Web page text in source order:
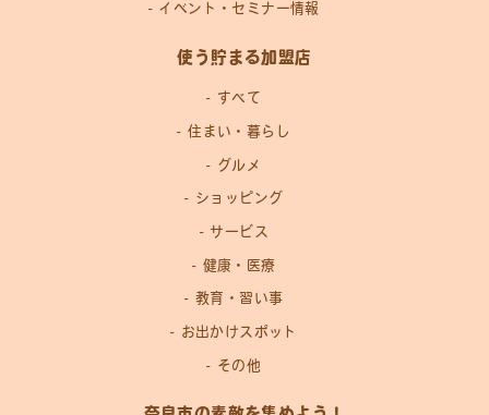
イベント・セミナー情報
使う貯まる加盟店
すべて
住まい・暮らし
グルメ
ショッピング
サービス
健康・医療
教育・習い事
お出かけスポット
その他